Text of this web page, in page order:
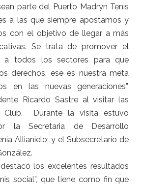
parte del Puerto Madryn Tenis
a las que siempre apostamos y
con el objetivo de llegar a más
Se trata de promover el
a todos los sectores para que
derechos, ese es nuestra meta
en las nuevas generaciones”,
Ricardo Sastre al visitar las
Club. Durante la visita estuvo
la Secretaria de Desarrollo
Allianielo; y el Subsecretario de
los excelentes resultados
social”, que tiene como fin que